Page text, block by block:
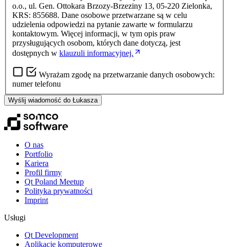
o.o., ul. Gen. Ottokara Brzozy-Brzeziny 13, 05-220 Zielonka,
KRS: 855688. Dane osobowe przetwarzane są w celu
udzielenia odpowiedzi na pytanie zawarte w formularzu
kontaktowym. Więcej informacji, w tym opis praw
przysługujących osobom, których dane dotyczą, jest
dostępnych w klauzuli informacyjnej.
Wyrażam zgodę na przetwarzanie danych osobowych:
numer telefonu
Wyślij wiadomość do Łukasza
O nas
Portfolio
Kariera
Profil firmy
Qt Poland Meetup
Polityka prywatności
Imprint
Usługi
Qt Development
Aplikacje komputerowe